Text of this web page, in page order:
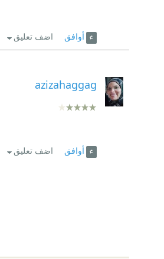
أوافق اضف تعليق
azizahaggag
أوافق اضف تعليق